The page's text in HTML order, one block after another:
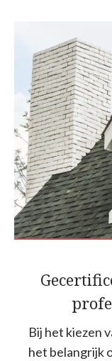
Bij het kiezen
het belangrijk